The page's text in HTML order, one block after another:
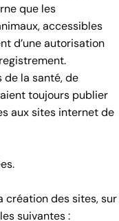
que les
accessibles
d’une autorisation
de la santé, de
toujours publier
aux sites internet de
création des sites, sur
suivantes :